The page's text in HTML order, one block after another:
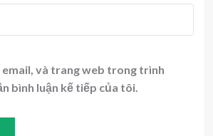
và trang web trong trình
bình luận kế tiếp của tôi.